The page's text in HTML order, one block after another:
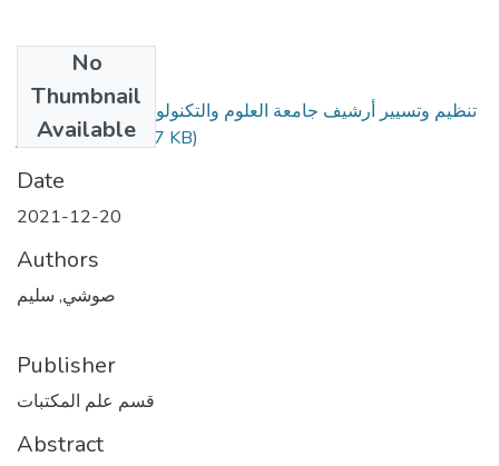
No
Thumbnail
Available
تنظيم وتسيير أرشيف جامعة العلوم والتكنولوجيا هواري بومدين -
الجزائر.pdf(872.17 KB)
Date
2021-12-20
Authors
صوشي, سليم
Publisher
قسم علم المكتبات
Abstract